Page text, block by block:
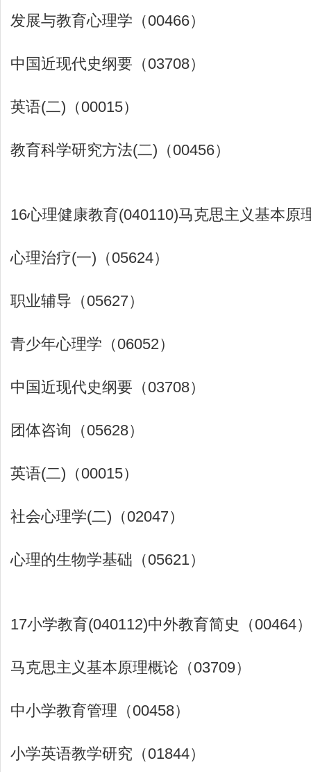
发展与教育心理学（00466）
中国近现代史纲要（03708）
英语(二)（00015）
教育科学研究方法(二)（00456）
16心理健康教育(040110)马克思主义基本原
心理治疗(一)（05624）
职业辅导（05627）
青少年心理学（06052）
中国近现代史纲要（03708）
团体咨询（05628）
英语(二)（00015）
社会心理学(二)（02047）
心理的生物学基础（05621）
17小学教育(040112)中外教育简史（00464）
马克思主义基本原理概论（03709）
中小学教育管理（00458）
小学英语教学研究（01844）